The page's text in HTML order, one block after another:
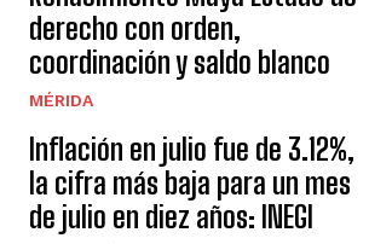
derecho con orden,
coordinación y saldo blanco
MÉRIDA
Inflación en julio fue de 3.12%,
la cifra más baja para un mes
de julio en diez años: INEGI